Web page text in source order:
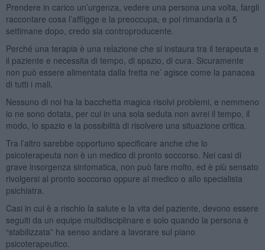
Prendere in carico un’urgenza, vedere una persona una volta, fargli
raccontare cosa l’affligge e la preoccupa, e poi rimandarla a 5
settimane dopo, credo sia controproducente.
Perché una terapia è una relazione che si instaura tra il terapeuta e
il paziente e necessita di tempo, di spazio, di cura. Sicuramente
non può essere alimentata dalla fretta ne’ agisce come la panacea
di tutti i mali.
Nessuno di noi ha la bacchetta magica risolvi problemi, e nemmeno
io ne sono dotata, per cui in una sola seduta non avrei il tempo, il
modo, lo spazio e la possibilità di risolvere una situazione critica.
Tra l’altro sarebbe opportuno specificare anche che lo
psicoterapeuta non è un medico di pronto soccorso. Nei casi di
grave insorgenza sintomatica, non può fare molto, ed è più sensato
rivolgersi al pronto soccorso oppure al medico o allo specialista
psichiatra.
Casi in cui è a rischio la salute e la vita del paziente, devono essere
seguiti da un equipe multidisciplinare e solo quando la persona è
“stabilizzata” ha senso andare a lavorare sul piano
psicoterapeutico.